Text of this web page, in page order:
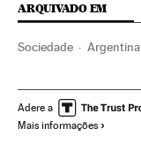
ARQUIVADO EM
Sociedade Argentina
Adere a
Mais informações